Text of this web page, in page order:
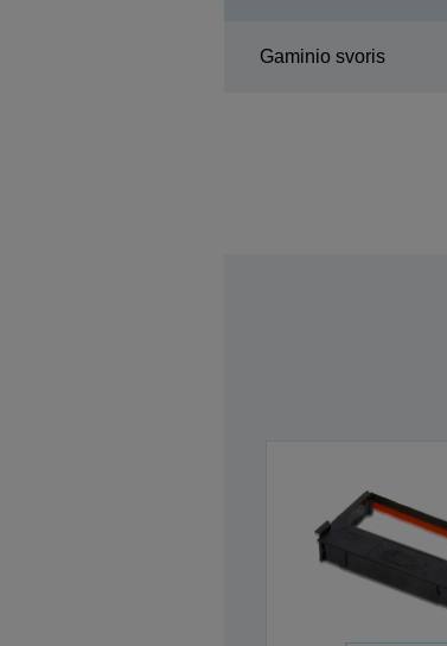
Gaminio svoris